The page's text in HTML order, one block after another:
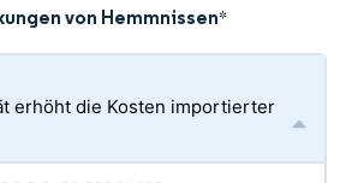
von Hemmnissen*
erhöht die Kosten importierter